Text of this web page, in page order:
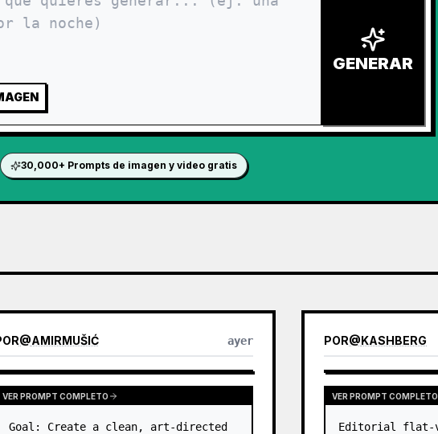
GENERAR
30,000+ Prompts de imagen y video gratis
@AMIRMUŠIĆ ayer
VER PROMPT COMPLETO
Goal: Create a clean, art-directed
POR@KASHBERG
VER PROMPT COMPLETO